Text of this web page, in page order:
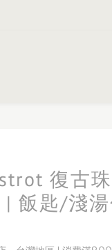
復古
| 飯匙/淺